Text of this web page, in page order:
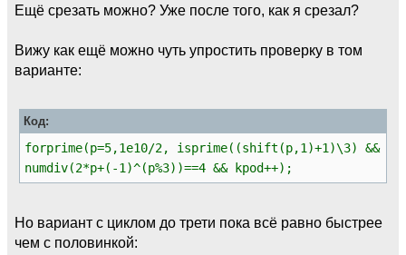
Ещё срезать можно? Уже после того, как я срезал?
Вижу как ещё можно чуть упростить проверку в том
варианте:
Код:
forprime(p=5,1e10/2, isprime((shift(p,1)+1)\3) &&
numdiv(2*p+(-1)^(p%3))==4 && kpod++);
Но вариант с циклом до трети пока всё равно быстрее
чем с половинкой: